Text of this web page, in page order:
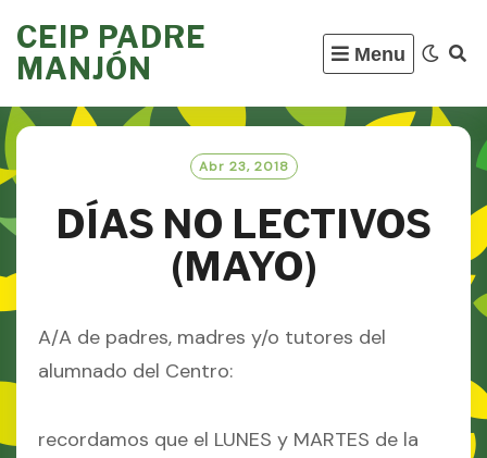
to
content
CEIP PADRE
MANJÓN
Menu
Abr 23, 2018
DÍAS NO LECTIVOS
(MAYO)
A/A de padres, madres y/o tutores del
alumnado del Centro:
recordamos que el LUNES y MARTES de la